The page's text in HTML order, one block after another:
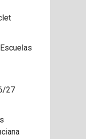
27